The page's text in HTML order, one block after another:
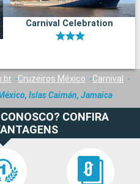
Carnival Celebration
Cruzeiros México
Carnival
Islas Caimán, Jamaica
CONFIRA